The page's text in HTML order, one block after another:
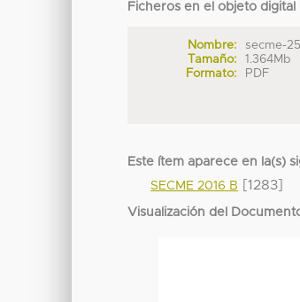
Ficheros en el objeto digital
Nombre:
secme-
Tamaño:
1.364Mb
Formato:
PDF
Este ítem aparece en la(s)
SECME 2016 B
[1283]
Visualización del